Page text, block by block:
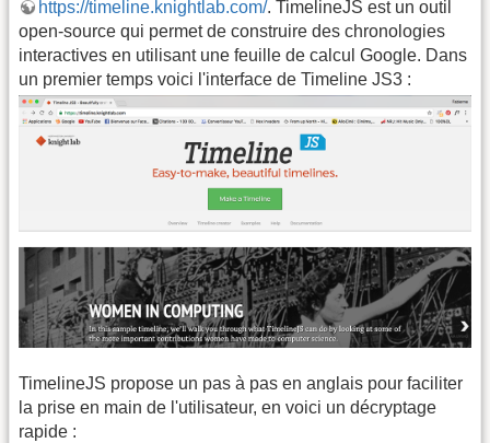
https://timeline.knightlab.com/. TimelineJS est un outil
open-source qui permet de construire des chronologies
interactives en utilisant une feuille de calcul Google. Dans
un premier temps voici l'interface de Timeline JS3 :
TimelineJS propose un pas à pas en anglais pour faciliter
la prise en main de l'utilisateur, en voici un décryptage
rapide :